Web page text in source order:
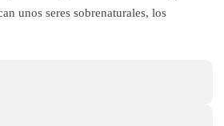
unos seres sobrenaturales, los